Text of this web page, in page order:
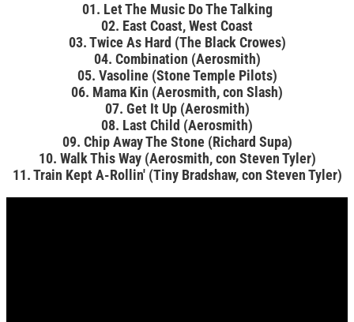
01. Let The Music Do The Talking
02. East Coast, West Coast
03. Twice As Hard (The Black Crowes)
04. Combination (Aerosmith)
05. Vasoline (Stone Temple Pilots)
06. Mama Kin (Aerosmith, con Slash)
07. Get It Up (Aerosmith)
08. Last Child (Aerosmith)
09. Chip Away The Stone (Richard Supa)
10. Walk This Way (Aerosmith, con Steven Tyler)
11. Train Kept A-Rollin' (Tiny Bradshaw, con Steven Tyler)